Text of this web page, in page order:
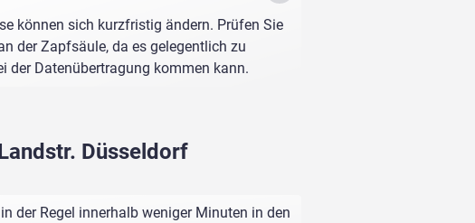
können sich kurzfristig ändern. Prüfen Sie
der Zapfsäule, da es gelegentlich zu
der Datenübertragung kommen kann.
Düsseldorf
der Regel innerhalb weniger Minuten in den